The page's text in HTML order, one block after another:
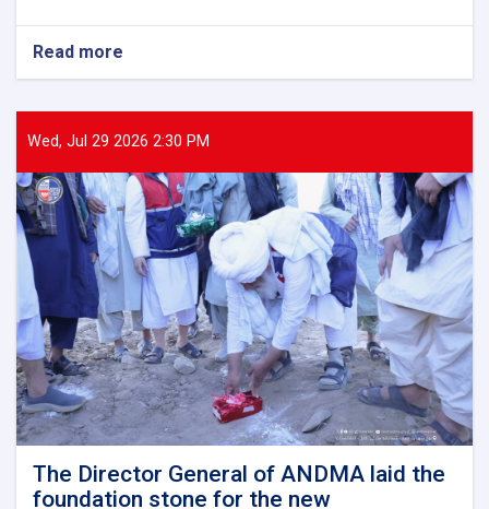
Read more
General
of
held
a
meeting
with
representatives
of
international
and
domestic
organizations
to
assist
flood
victims
Wed, Jul 29 2026 2:30 PM
The Director General of ANDMA laid the
foundation stone for the new